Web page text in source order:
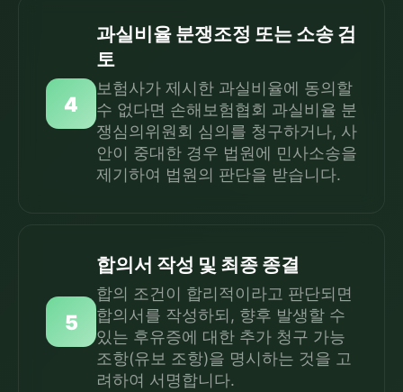
4
과실비율 분쟁조정 또는 소송 검
토
보험사가 제시한 과실비율에 동의할
수 없다면 손해보험협회 과실비율 분
쟁심의위원회 심의를 청구하거나, 사
안이 중대한 경우 법원에 민사소송을
제기하여 법원의 판단을 받습니다.
5
합의서 작성 및 최종 종결
합의 조건이 합리적이라고 판단되면
합의서를 작성하되, 향후 발생할 수
있는 후유증에 대한 추가 청구 가능
조항(유보 조항)을 명시하는 것을 고
려하여 서명합니다.